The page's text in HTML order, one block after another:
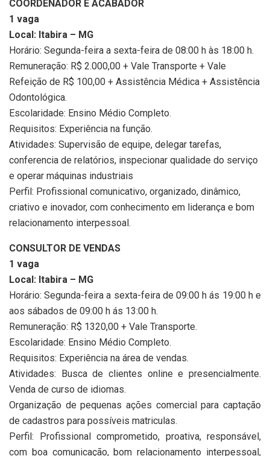
COORDENADOR E ACABADOR
1 vaga
Local: Itabira – MG
Horário: Segunda-feira a sexta-feira de 08:00 h às 18:00 h.
Remuneração: R$ 2.000,00 + Vale Transporte + Vale
Refeição de R$ 100,00 + Assistência Médica + Assistência
Odontológica.
Escolaridade: Ensino Médio Completo.
Requisitos: Experiência na função.
Atividades: Supervisão de equipe, delegar tarefas,
conferencia de relatórios, inspecionar qualidade do serviço
e operar máquinas industriais
Perfil: Profissional comunicativo, organizado, dinâmico,
criativo e inovador, com conhecimento em liderança e bom
relacionamento interpessoal.
CONSULTOR DE VENDAS
1 vaga
Local: Itabira – MG
Horário: Segunda-feira a sexta-feira de 09:00 h ás 19:00 h e
aos sábados de 09:00 h ás 13:00 h.
Remuneração: R$ 1320,00 + Vale Transporte.
Escolaridade: Ensino Médio Completo.
Requisitos: Experiência na área de vendas.
Atividades: Busca de clientes online e presencialmente.
Venda de curso de idiomas.
Organização de pequenas ações comercial para captação
de cadastros para possíveis matriculas.
Perfil: Profissional comprometido, proativa, responsável,
com boa comunicação, bom relacionamento interpessoal,